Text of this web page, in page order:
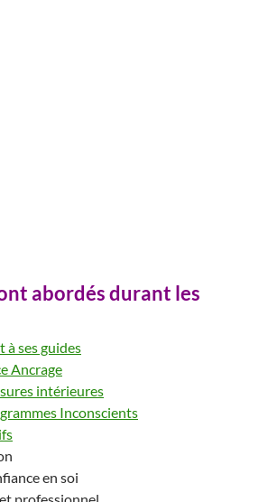
abordés durant les
à ses guides
Ancrage
intérieures
Inconscients
en soi